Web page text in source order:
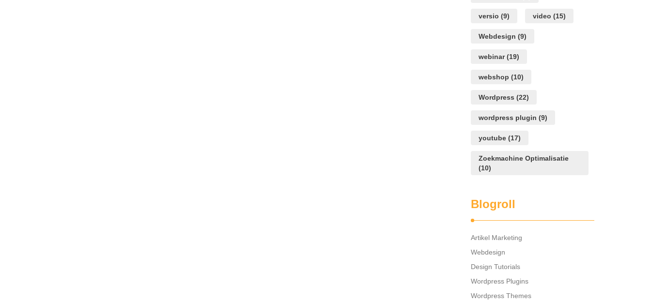
versio (9) video (15)
Webdesign (9)
webinar(19)
webshop (10)
Wordpress (22)
wordpress plugin (9)
youtube (17)
Zoekmachine Optimalisatie
(10)
Blogroll
Artikel Marketing
Webdesign
Design Tutorials
Wordpress Plugins
Wordpress Themes